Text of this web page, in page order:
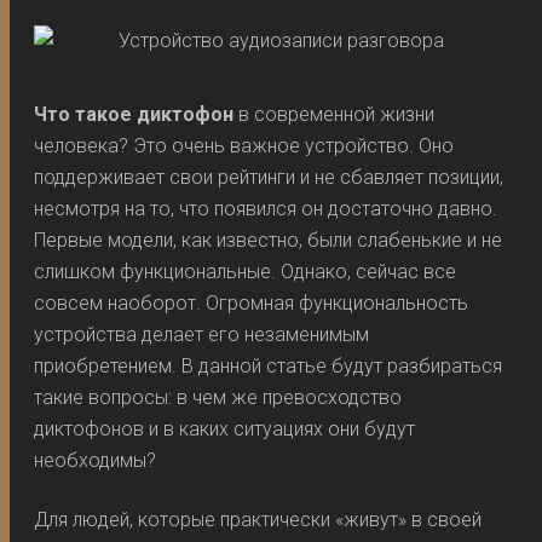
Что такое диктофон в современной жизни
человека? Это очень важное устройство. Оно
поддерживает свои рейтинги и не сбавляет позиции,
несмотря на то, что появился он достаточно давно.
Первые модели, как известно, были слабенькие и не
слишком функциональные. Однако, сейчас все
совсем наоборот. Огромная функциональность
устройства делает его незаменимым
приобретением. В данной статье будут разбираться
такие вопросы: в чем же превосходство
диктофонов и в каких ситуациях они будут
необходимы?
Для людей, которые практически «живут» в своей